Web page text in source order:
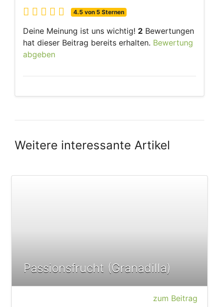
4.5 von 5 Sternen
Deine Meinung ist uns wichtig! 2 Bewertungen
hat dieser Beitrag bereits erhalten. Bewertung
abgeben
Weitere interessante Artikel
Passionsfrucht (Granadilla)
zum Beitrag